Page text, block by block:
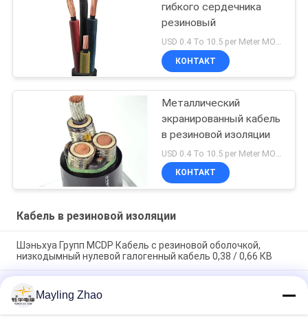
гибкого сердечника
резиновый
КОНТАКТ
Металлический
экранированный кабель
в резиновой изоляции
КОНТАКТ
Кабель в резиновой изоляции
Шэньхуа Групп MCDP Кабель с резиновой оболочкой,
низкодымный нулевой галогенный кабель 0,38 / 0,66 КВ
Кабель Shanghai Shenghua Group с металлической
экранировкой в резиновой оболочке 0.66 / 1.14 кВ,
сертификация CE KEMA
Mayling Zhao